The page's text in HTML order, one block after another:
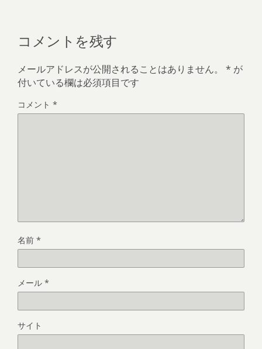
コメントを残す
メールアドレスが公開されることはありません。 * が
付いている欄は必須項目です
コメント *
名前 *
メール *
サイト